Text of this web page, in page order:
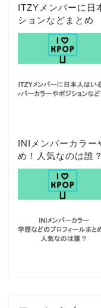
ITZYメンバーに日
ションなどまとめ
INIメンバーカラー
め！人気なのは誰？